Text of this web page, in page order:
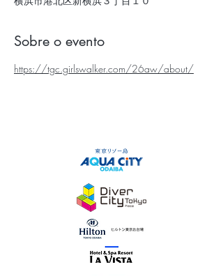
Sobre o evento
https://tgc.girlswalker.com/26aw/about/